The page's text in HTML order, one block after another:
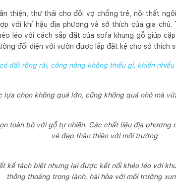
thiện, thư thái cho đôi vợ chồng trẻ, nội thất
với khí hậu địa phương và sở thích của gia
léo với cách sắp đặt của sofa khung gỗ giúp
đối diện với vườn được lắp đặt kệ cho sở thích
đất rộng rãi, công năng không thiếu gì, khiến
lựa chọn không quá lớn, cũng không quá nhỏ mà
toàn bộ với gỗ tự nhiên. Các chất liệu địa
vẻ đẹp thân thiện với môi trường
kế tách biệt nhưng lại được kết nối khéo léo với
thông thoáng trong lành, hài hòa với môi trường